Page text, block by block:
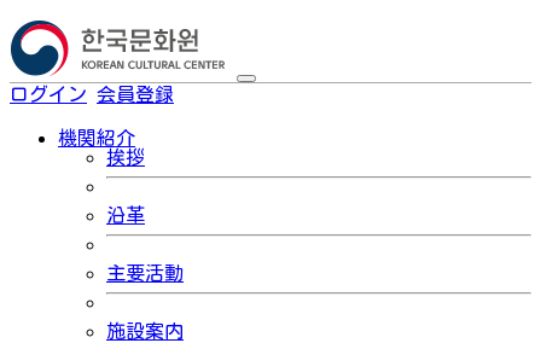
ログイン 会員登録
機関紹介
挨拶
沿革
主要活動
施設案内